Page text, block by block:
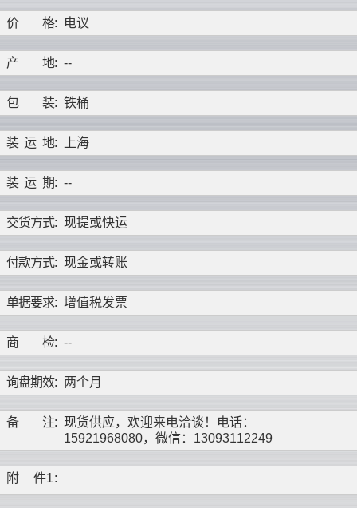
价 格: 电议
产 地: --
包 装: 铁桶
装 运 地: 上海
装 运 期: --
交货方式: 现提或快运
付款方式: 现金或转账
单据要求: 增值税发票
商 检: --
询盘期效: 两个月
备 注: 现货供应，欢迎来电洽谈！电话：
15921968080，微信：13093112249
附 件1: